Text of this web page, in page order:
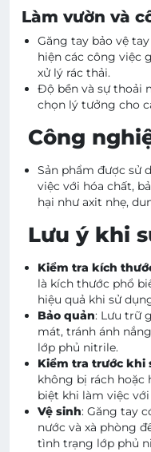
Làm vườn và
Găng tay bảo vệ
hiện các công việc
xử lý rác thải.
Độ bền và sự thoải
chọn lý tưởng cho
Công
Sản phẩm được sử
việc với hóa chất,
hại như axit nhẹ,
Lưu ý khi
Kiểm tra kích
là kích thước phổ
hiệu quả khi sử
Bảo quản: Lưu trữ
mát, tránh ánh
lớp phủ nitrile.
Kiểm tra trước khi
không bị rách hoặc
biệt khi làm việc
Vệ sinh: Găng tay
nước và xà phòng
tình trạng lớp phủ